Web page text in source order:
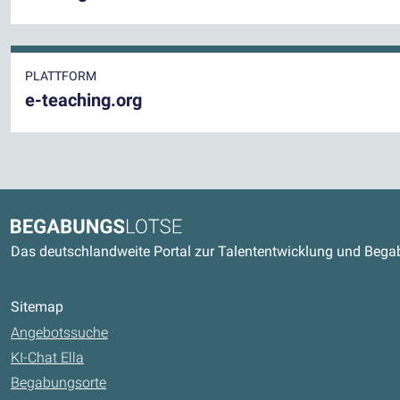
PLATTFORM
e-teaching.org
Kontaktdaten und weitere Links
Begabungslotse
Das deutschlandweite Portal zur Talententwicklung und
Sitemap
Angebotssuche
KI-Chat Ella
Begabungsorte